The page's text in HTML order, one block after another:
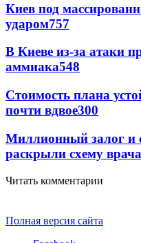
Киев под
ударом757
В Киеве из-за атаки
аммиака548
Стоимость плана
почти вдвое300
Миллионный залог и
раскрыли схему врача
Читать комментарии
Полная версия сайта